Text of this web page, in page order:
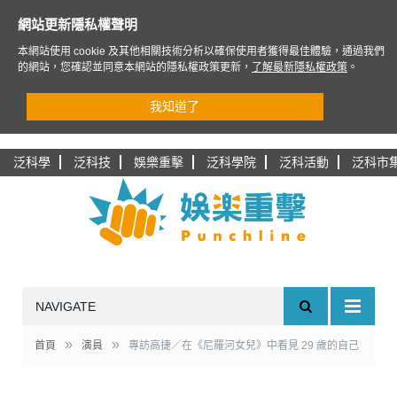
泛科學 泛科技 娛樂重擊 泛科學院 泛科活動 泛科市
NAVIGATE
首頁 » 演員 » 專訪高捷／在《尼羅河女兒》中看見 29 歲的自己
網站更新隱私權聲明
本網站使用 cookie 及其他相關技術分析以確保使用者獲得最佳體驗，通過我們
的網站，您確認並同意本網站的隱私權政策更新，
了解最新隱私權政策 。
我知道了